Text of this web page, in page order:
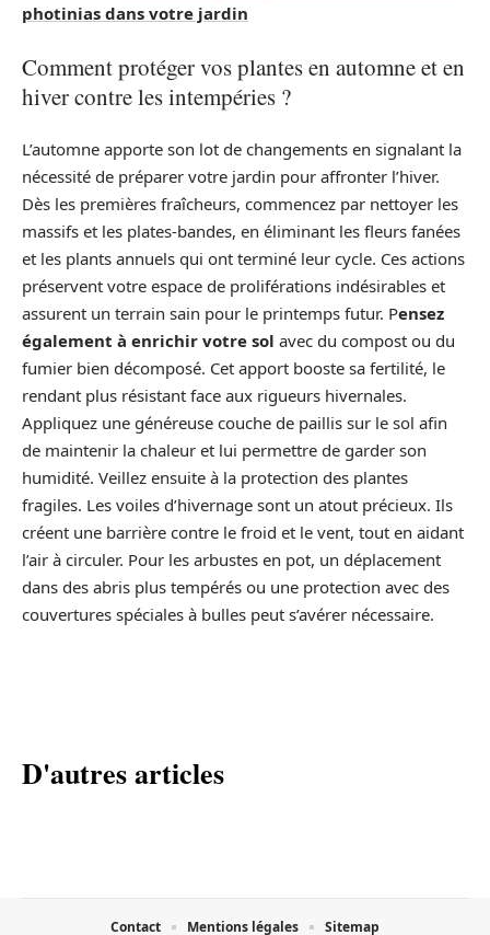
photinias dans votre jardin
Comment protéger vos plantes en automne et en
hiver contre les intempéries ?
L’automne apporte son lot de changements en signalant la
nécessité de préparer votre jardin pour affronter l’hiver.
Dès les premières fraîcheurs, commencez par nettoyer les
massifs et les plates-bandes, en éliminant les fleurs fanées
et les plants annuels qui ont terminé leur cycle. Ces actions
préservent votre espace de proliférations indésirables et
assurent un terrain sain pour le printemps futur. Pensez
également à enrichir votre sol avec du compost ou du
fumier bien décomposé. Cet apport booste sa fertilité, le
rendant plus résistant face aux rigueurs hivernales.
Appliquez une généreuse couche de paillis sur le sol afin
de maintenir la chaleur et lui permettre de garder son
humidité. Veillez ensuite à la protection des plantes
fragiles. Les voiles d’hivernage sont un atout précieux. Ils
créent une barrière contre le froid et le vent, tout en aidant
l’air à circuler. Pour les arbustes en pot, un déplacement
dans des abris plus tempérés ou une protection avec des
couvertures spéciales à bulles peut s’avérer nécessaire.
D'autres articles
Contact Mentions légales Sitemap